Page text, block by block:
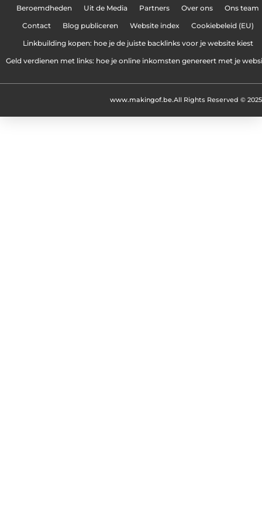
Beroemdheden Uit de Media Partners Over ons Ons team
Contact Blog publiceren Website index Cookiebeleid (EU)
Linkbuilding kopen: hoe je de juiste backlinks voor je website kiest
Geld verdienen met links: hoe je online inkomsten genereert met je
All Rights Reserved © 2025
www.makingof.be.